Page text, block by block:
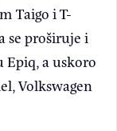
Taigo i T-
se proširuje i
a uskoro
Volkswagen